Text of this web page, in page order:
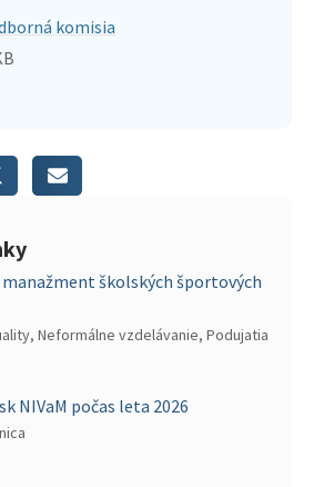
komisia
manažment školských športových
Neformálne vzdelávanie, Podujatia
NIVaM počas leta 2026